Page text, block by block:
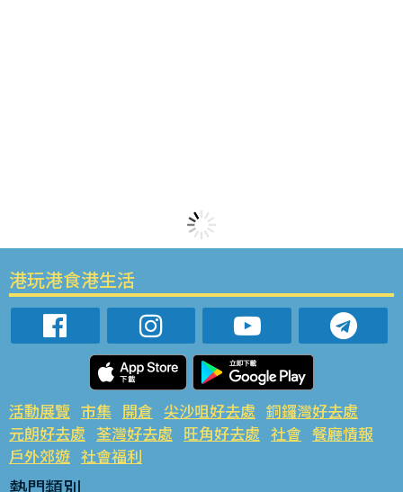
港玩港食港生活
活動展覽 市集 開倉 尖沙咀好去處 銅鑼灣好去處
元朗好去處 荃灣好去處 旺角好去處 社會 餐廳情報
戶外郊遊 社會福利